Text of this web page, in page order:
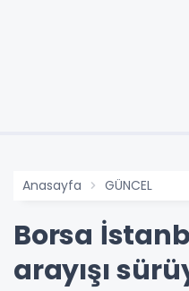
Anasayfa GÜNCEL
Borsa
arayışı